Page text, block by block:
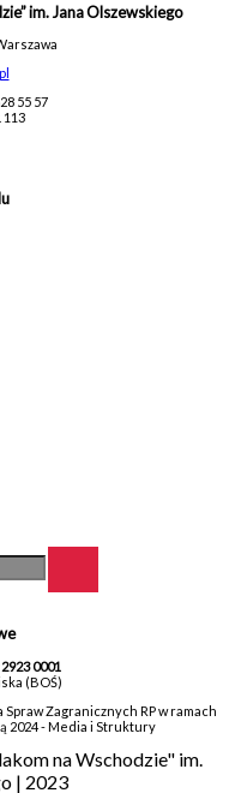
im. Jana Olszewskiego
55 57
113
0001
(BOŚ)
Zagranicznych RP w ramach
2024 - Media i Struktury
na Wschodzie" im.
| 2023